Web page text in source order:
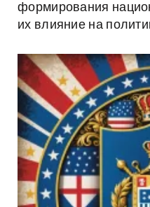
формирования
их влияние на